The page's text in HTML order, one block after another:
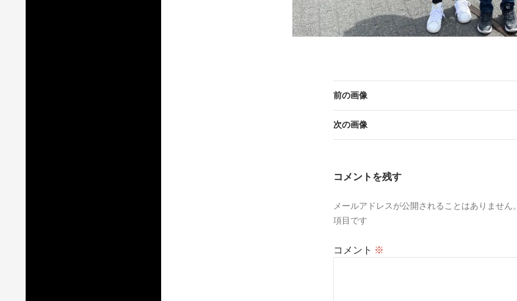
前の画像
次の画像
コメントを残す
メールアドレスが公開されることはありません。
項目です
コメント ※